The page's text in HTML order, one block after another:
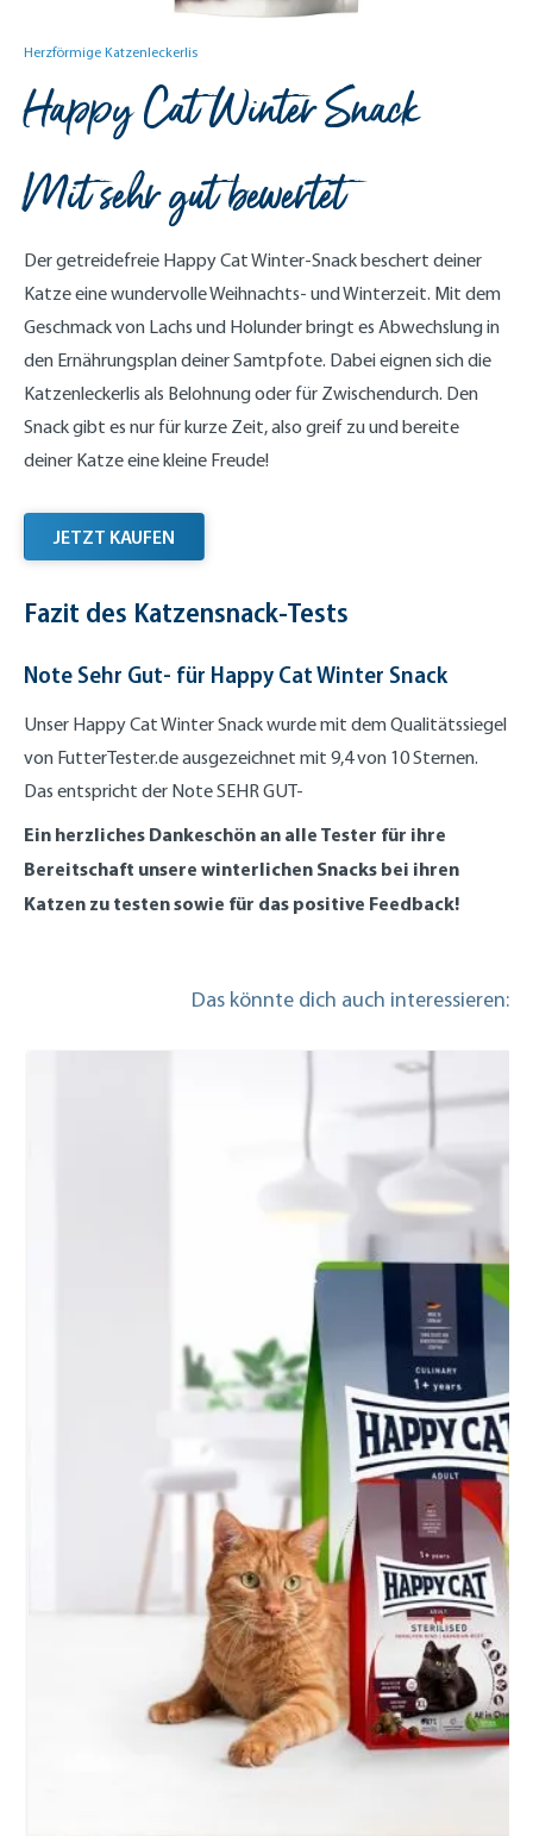
Herzförmige Katzenleckerlis
Happy Cat Winter Snack
Mit sehr gut bewertet
Der getreidefreie Happy Cat Winter-Snack beschert deiner
Katze eine wundervolle Weihnachts- und Winterzeit. Mit dem
Geschmack von Lachs und Holunder bringt es Abwechslung in
den Ernährungsplan deiner Samtpfote. Dabei eignen sich die
Katzenleckerlis als Belohnung oder für Zwischendurch. Den
Snack gibt es nur für kurze Zeit, also greif zu und bereite
deiner Katze eine kleine Freude!
JETZT KAUFEN
Fazit des Katzensnack-Tests
Note Sehr Gut- für Happy Cat Winter Snack
Unser Happy Cat Winter Snack wurde mit dem Qualitätssiegel
von FutterTester.de ausgezeichnet mit 9,4 von 10 Sternen.
Das entspricht der Note SEHR GUT-
Ein herzliches Dankeschön an alle Tester für ihre
Bereitschaft unsere winterlichen Snacks bei ihren
Katzen zu testen sowie für das positive Feedback!
Das könnte dich auch interessieren: